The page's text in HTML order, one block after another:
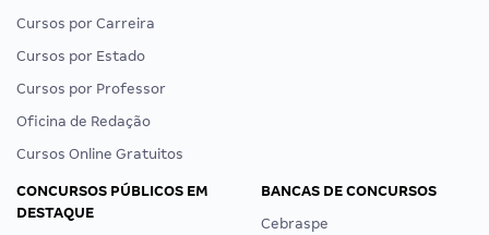
Cursos por Carreira
Cursos por Estado
Cursos por Professor
Oficina de Redação
Cursos Online Gratuitos
CONCURSOS PÚBLICOS EM
DESTAQUE
BANCAS DE CONCURSOS
Cebraspe